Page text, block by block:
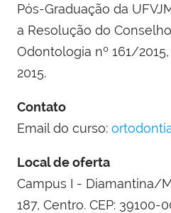
Pós-Graduação da
a Resolução do
Odontologia nº 161/
2015.
Contato
Email do curso:
Local de oferta
Campus I - Diamantina/
187, Centro. CEP: 39100-